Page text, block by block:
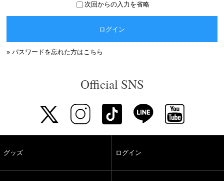
次回からの入力を省略
ログイン
» パスワードを忘れた方はこちら
Official SNS
グッズ ログイン